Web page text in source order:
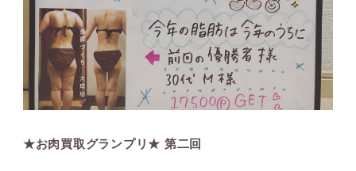
★お肉買取グランプリ★ 第二回